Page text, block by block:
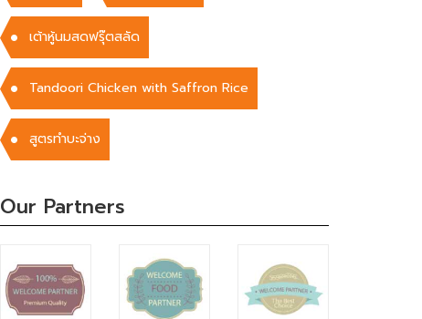
เต้าหู้นมสดฟรุ๊ตสลัด
Tandoori Chicken with Saffron Rice
สูตรทำบะจ่าง
Our Partners